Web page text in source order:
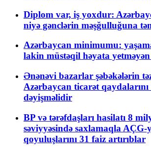
Diplom var, iş yoxdur:
niyə gənclərin məşğulluğuna
Azərbaycan minimumu:
lakin müstəqil həyata yetməyən
Ənənəvi bazarlar şəbəkələrin
Azərbaycan ticarət qaydalarını
dəyişməlidir
BP və tərəfdaşları hasilatı 8
səviyyəsində saxlamaqla AÇG-
qoyuluşlarını 31 faiz artırıblar